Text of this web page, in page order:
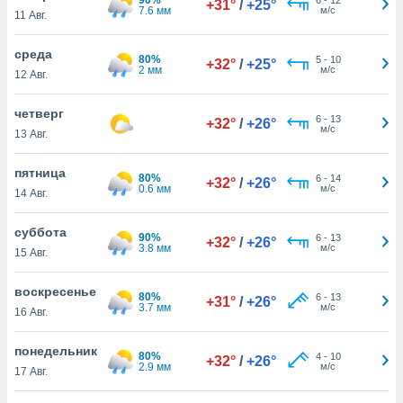
действия
рекламу
нашей
cookie
cookie
в
нашего
11 Авг.
7.6 мм
+31° / +25°
м/с
среда
12 Авг.
80%
2 мм
+32° / +25° 5- 10
м/с
четверг
13 Авг.
+32° / +26° 6- 13
м/с
пятница
14 Авг.
80%
0.6 мм
+32° / +26° 6- 14
м/с
суббота
15 Авг.
90%
3.8 мм
+32° / +26° 6- 13
м/с
воскресенье
16 Авг.
80%
3.7 мм
+31° / +26° 6- 13
м/с
понедельник
17 Авг.
80%
2.9 мм
+32° / +26° 4- 10
м/с